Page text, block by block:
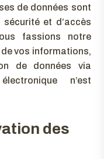
de données sont
et d’accès
fassions notre
vos informations,
de données via
n’est
des